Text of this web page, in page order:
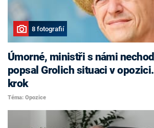
8 fotografií
Úmorné, ministři s námi
popsal Grolich situaci v
krok
Téma: Opozice